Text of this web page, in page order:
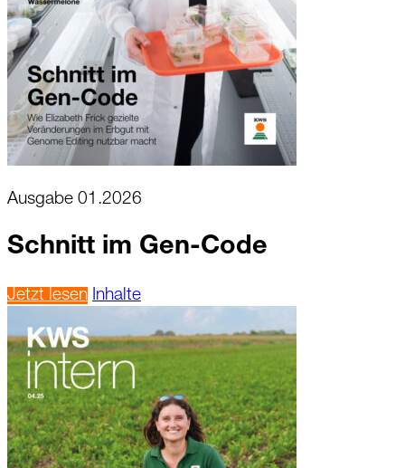
Ausgabe 01.2026
Schnitt im Gen-Code
Jetzt lesen Inhalte